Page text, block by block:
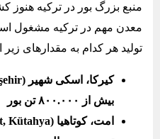
معدن مهم در ترکیه مشغول
تولید هر کدام به مقدارهای
بیش از ۸۰۰.۰۰۰ تن بور